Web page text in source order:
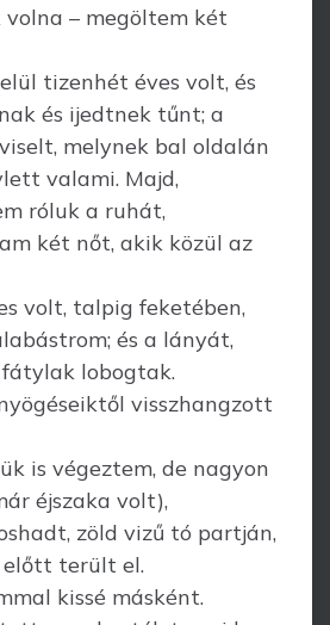
– megöltem két
tizenhét éves volt, és
és ijedtnek tűnt; a
melynek bal oldalán
valami. Majd,
róluk a ruhát,
két nőt, akik közül az
volt, talpig feketében,
és a lányát,
lobogtak.
visszhangzott
is végeztem, de nagyon
éjszaka volt),
zöld vizű tó partján,
előtt terült el.
kissé másként.